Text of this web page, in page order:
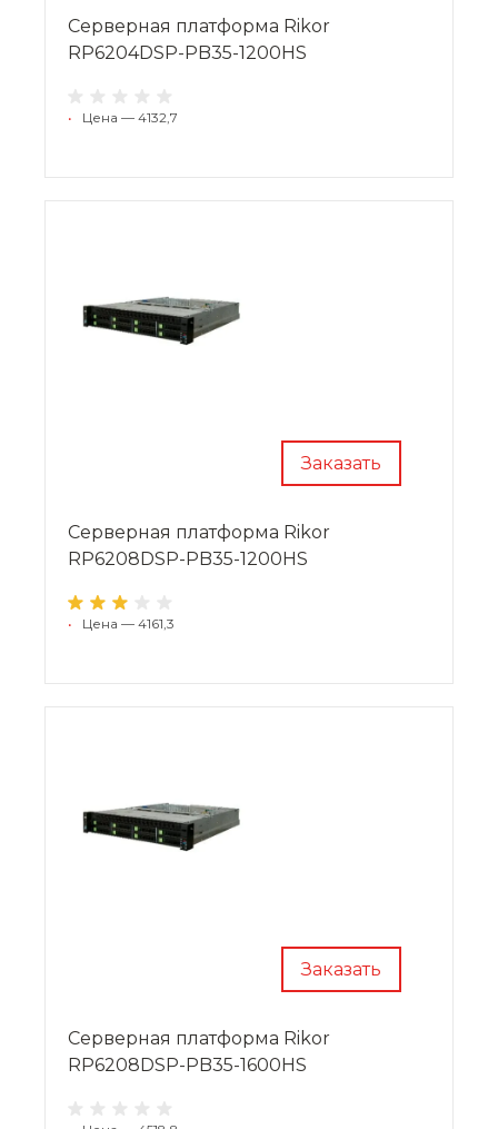
Cерверная платформа Rikor
RP6204DSP-PB35-1200HS
• Цена — 4132,7
Заказать
Cерверная платформа Rikor
RP6208DSP-PB35-1200HS
• Цена — 4161,3
Заказать
Cерверная платформа Rikor
RP6208DSP-PB35-1600HS